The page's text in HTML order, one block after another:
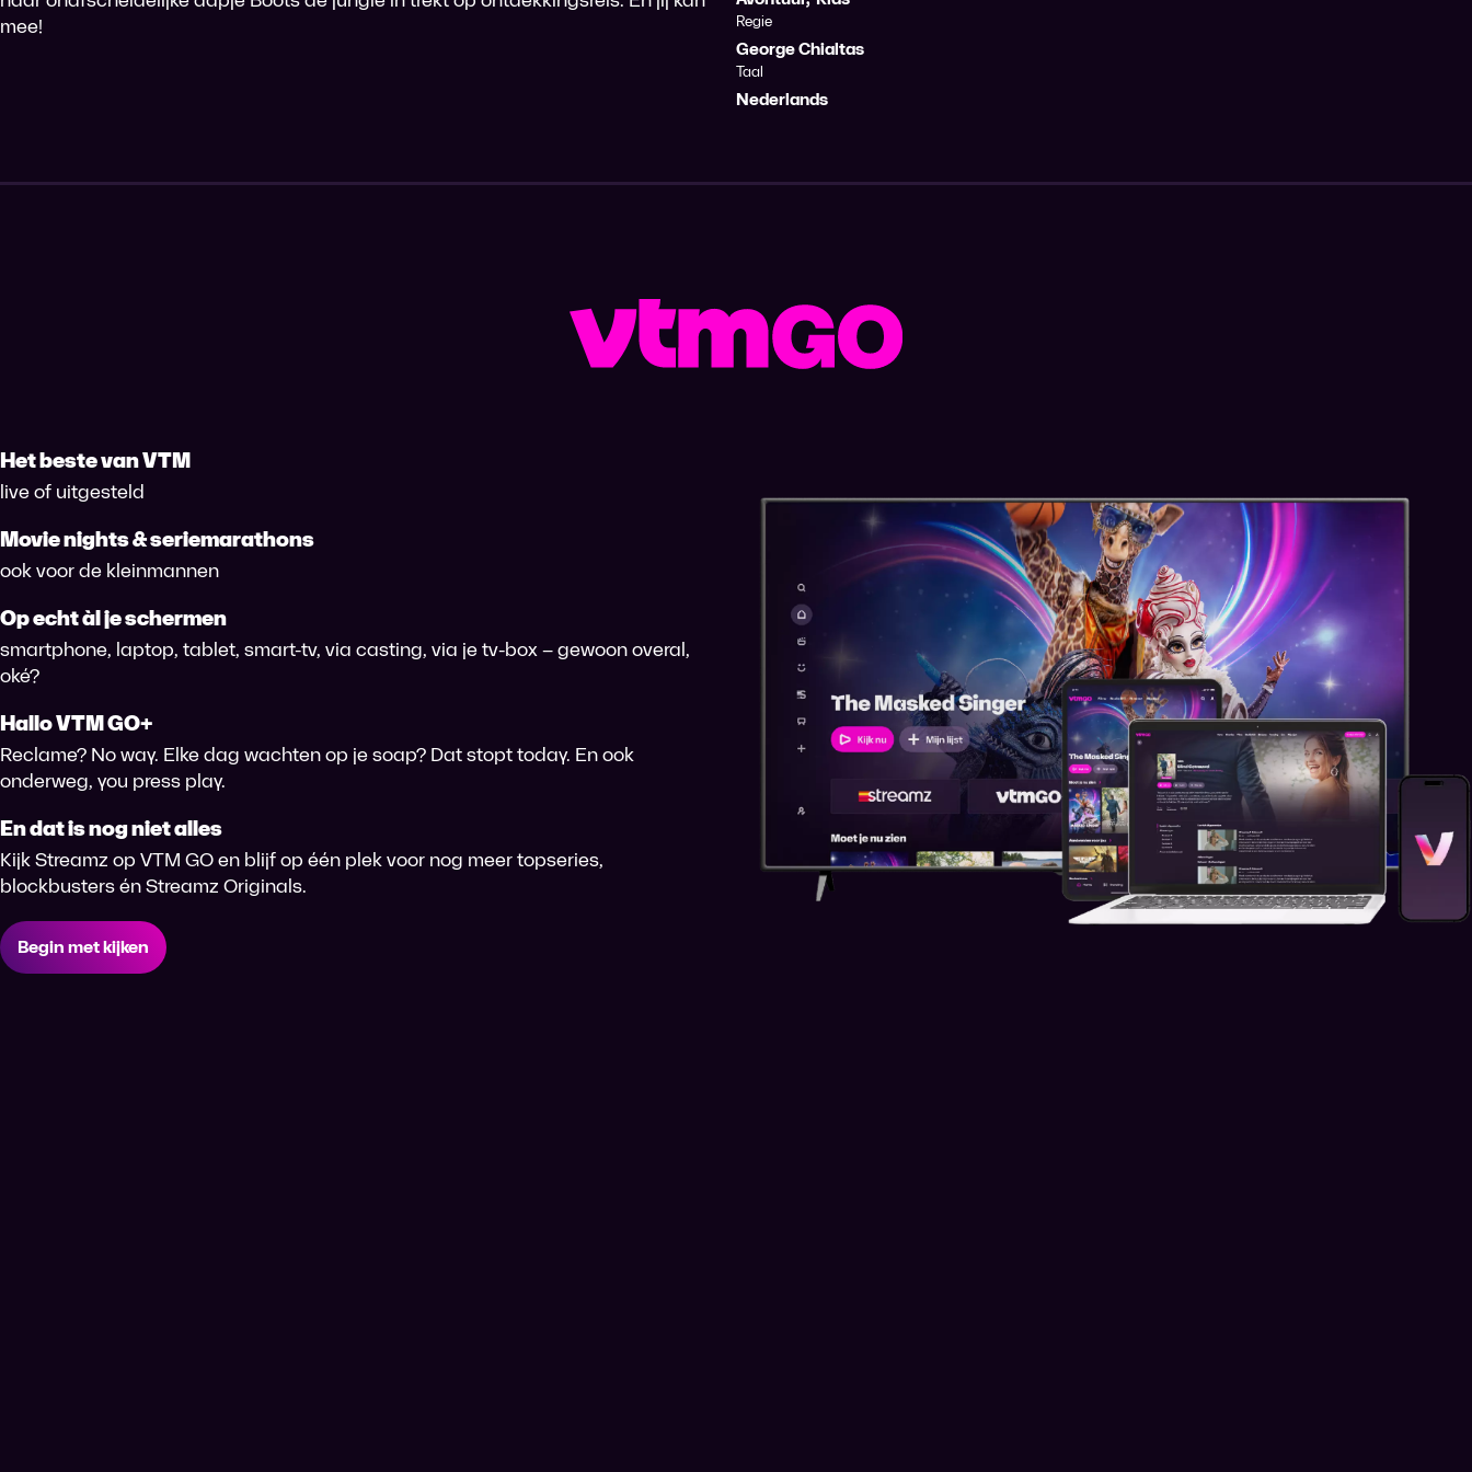
mee!
Regie
George Chialtas
Taal
Nederlands
Het beste van VTM
live of uitgesteld
Movie nights & seriemarathons
ook voor de kleinmannen
Op echt àl je schermen
smartphone, laptop, tablet, smart-tv, via casting, via je tv-box – gewoon overal,
oké?
Hallo VTM GO+
Reclame? No way. Elke dag wachten op je soap? Dat stopt today. En ook
onderweg, you press play.
En dat is nog niet alles
Kijk Streamz op VTM GO en blijf op één plek voor nog meer topseries,
blockbusters én Streamz Originals.
Begin met kijken